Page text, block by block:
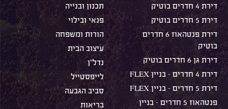
דירת 4 חדרים בוטיק
דירת 5 חדרים בוטיק
דירת פנטהאוז 6 חדרים
בוטיק
דירת גן 6 חדרים בוטיק
דירת 4 חדרים – בניין FLEX
דירת 5 חדרים – בניין FLEX
פנטהאוז 5 חדרים – בניין
תכנון ובנייה
פנאי ובילוי
הורות ומשפחה
עיצוב הבית
נדל"ן
לייפסטייל
סביב הגבעה
בריאות